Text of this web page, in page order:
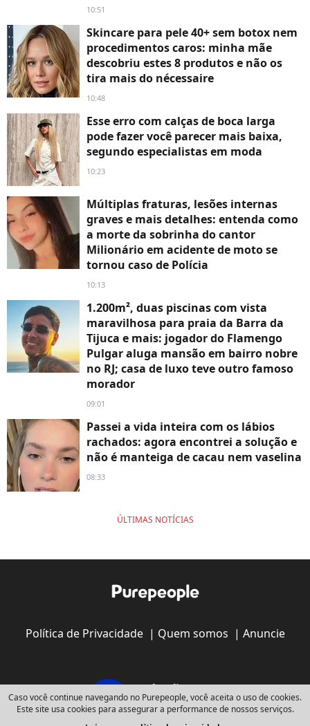
10:51
Skincare para pele 40+ sem botox nem
procedimentos caros: minha mãe
descobriu estes 8 produtos e não os
tira mais do nécessaire
10:48
Esse erro com calças de boca larga
pode fazer você parecer mais baixa,
segundo especialistas em moda
10:23
Múltiplas fraturas, lesões internas
graves e mais detalhes: entenda como
a morte da sobrinha do cantor
Milionário em acidente de moto se
tornou caso de Polícia
10:13
1.200m², duas piscinas com vista
maravilhosa para praia da Barra da
Tijuca e mais: jogador do Flamengo
Pulgar aluga mansão em bairro nobre
no RJ; casa de luxo teve outro famoso
morador
09:01
Passei a vida inteira com os lábios
rachados: agora encontrei a solução e
não é manteiga de cacau nem vaselina
08:33
ÚLTIMAS NOTÍCIAS
Política de Privacidade| Quem somos | Anuncie
Caso você continue navegando no Purepeople, você aceita o uso de cookies.
Este site usa cookies para assegurar a performance de nossos serviços.